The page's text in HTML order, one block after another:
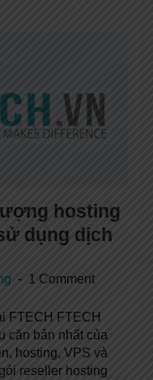
hosting
dụng dịch
1 Comment
FTECH FTECH
căn bản nhất của
hosting, VPS và
reseller hosting